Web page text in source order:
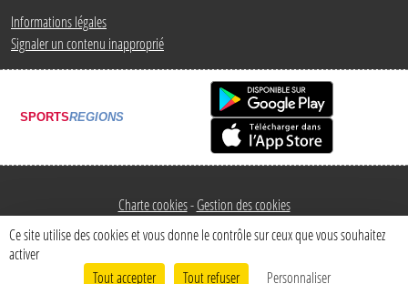
Informations légales
Signaler un contenu inapproprié
SPORTSREGIONS
Charte cookies Gestion des cookies
Envie de participer ? Connexion
Ce site utilise des cookies et vous donne le contrôle sur ceux que vous souhaitez
activer
Tout accepter
Tout refuser Personnaliser